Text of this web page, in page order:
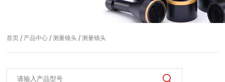
首页 / 产品中心 / 测量镜头 / 测量镜头